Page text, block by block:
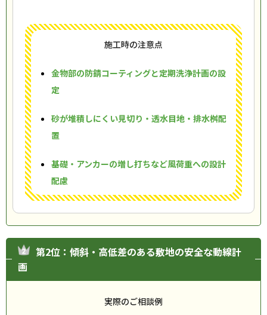
施工時の注意点
金物部の防錆コーティングと定期洗浄計画の設
定
砂が堆積しにくい見切り・透水目地・排水桝配
置
基礎・アンカーの増し打ちなど風荷重への設計
配慮
第2位：傾斜・高低差のある敷地の安全な動線計
画
実際のご相談例